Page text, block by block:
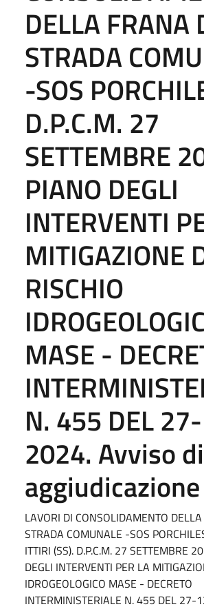
DELLA FRANA
STRADA
-SOS
D.P.C.M. 27
SETTEMBRE
PIANO DEGLI
INTERVENTI
MITIGAZIONE
RISCHIO
MASE -
N. 455 DEL
2024. Avviso di
aggiudicazione
LAVORI DI CONSOLIDAMENTO
STRADA COMUNALE -SOS
ITTIRI (SS). D.P.C.M. 27 SETTEMBRE
DEGLI INTERVENTI PER LA
IDROGEOLOGICO MASE - DECRETO
INTERMINISTERIALE N. 455 DEL 27-